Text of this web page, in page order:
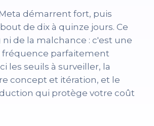
démarrent fort, puis
de dix à quinze jours. Ce
de la malchance : c'est une
parfaitement
les seuils à surveiller, la
concept et itération, et le
qui protège votre coût